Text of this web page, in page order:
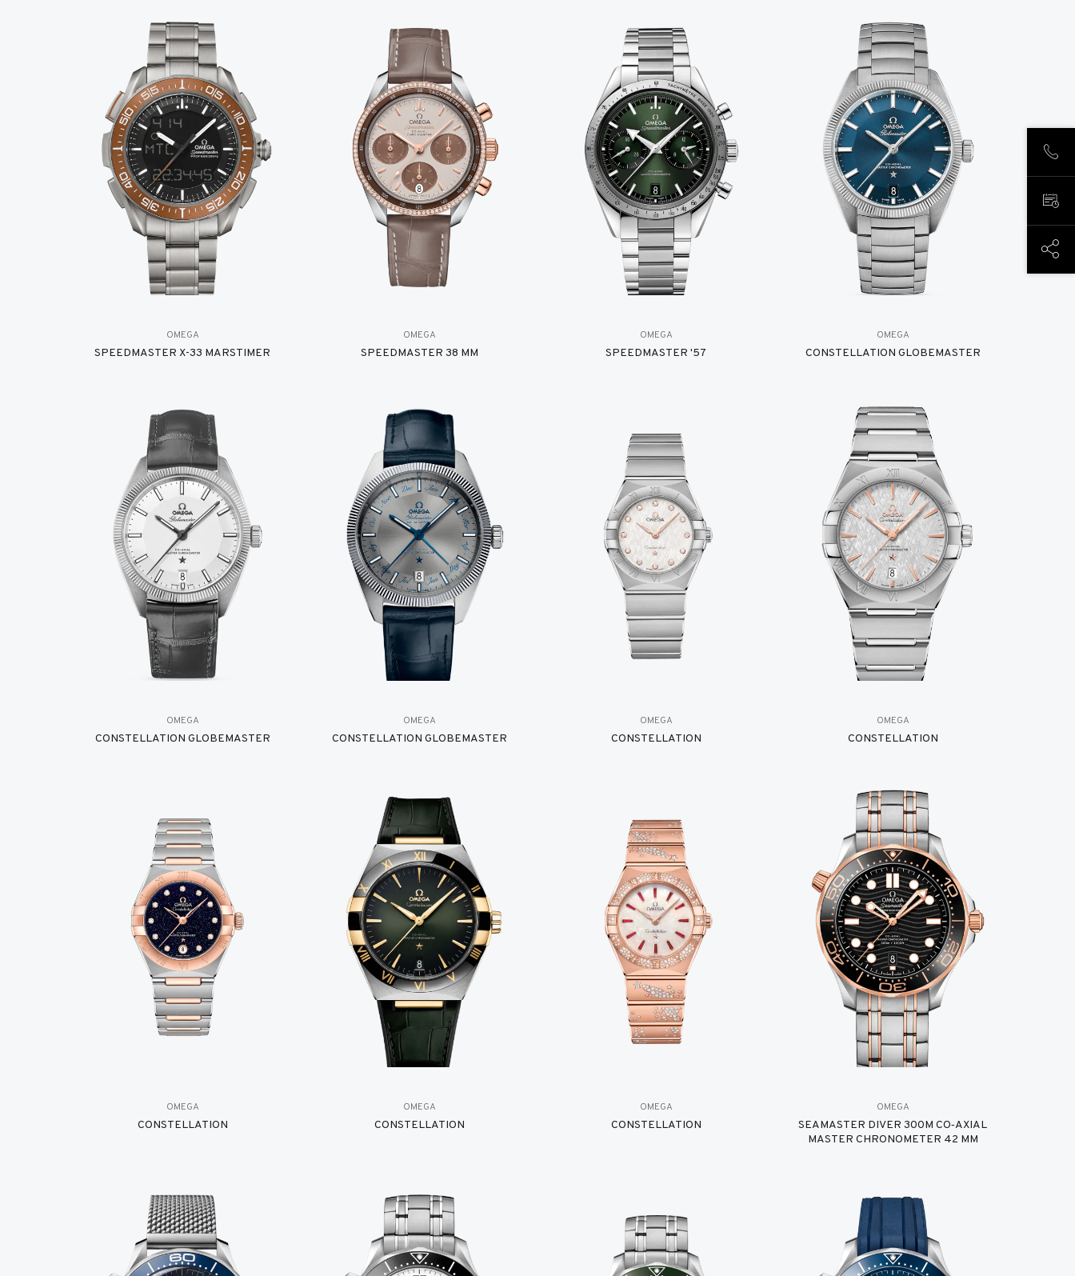
OMEGA
SPEEDMASTER X-33 MARSTIMER
OMEGA
SPEEDMASTER 38 MM
OMEGA
SPEEDMASTER '57
OMEGA
CONSTELLATION GLOBEMASTER
OMEGA
CONSTELLATION GLOBEMASTER
OMEGA
CONSTELLATION GLOBEMASTER
OMEGA
CONSTELLATION
OMEGA
CONSTELLATION
OMEGA
CONSTELLATION
OMEGA
CONSTELLATION
OMEGA
CONSTELLATION
OMEGA
SEAMASTER DIVER 300M CO‑AXIAL
MASTER CHRONOMETER 42 MM